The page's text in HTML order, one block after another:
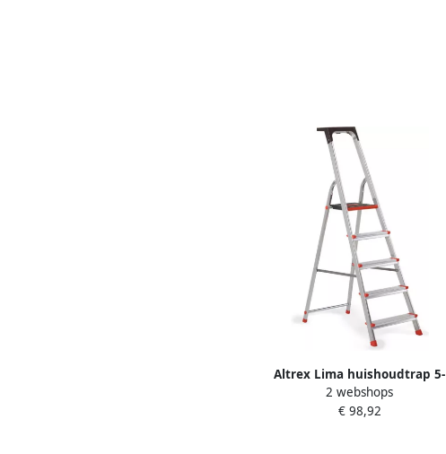
Altrex Lima huishoudtrap 5-
treeds 508605
2 webshops
€ 98,92